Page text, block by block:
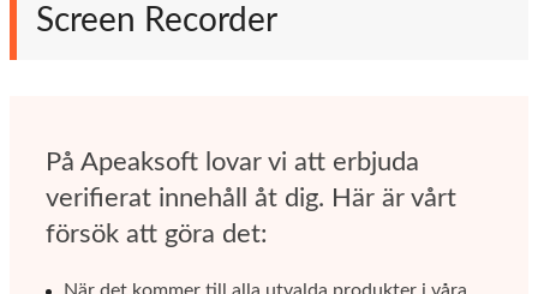
Screen Recorder
På Apeaksoft lovar vi att erbjuda
verifierat innehåll åt dig. Här är vårt
försök att göra det: